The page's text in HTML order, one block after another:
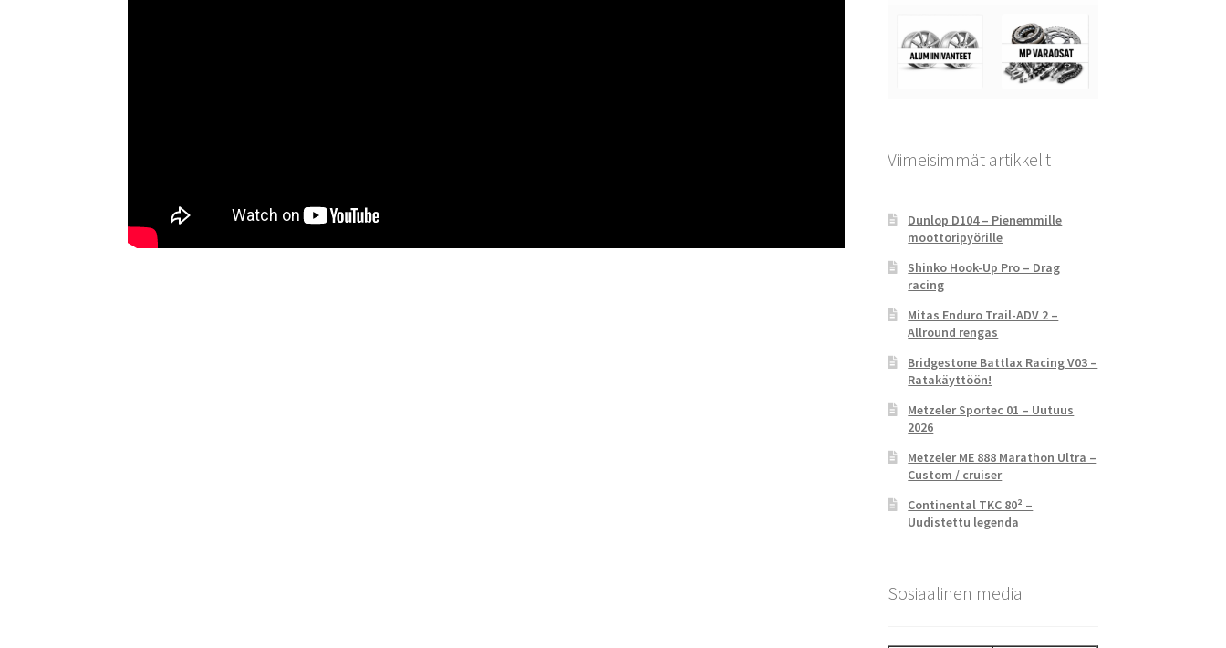
Viimeisimmät artikkelit
Dunlop D104 – Pienemmille
moottoripyörille
Shinko Hook-Up Pro – Drag
racing
Mitas Enduro Trail-ADV 2 –
Allround rengas
Bridgestone Battlax Racing V03 –
Ratakäyttöön!
Metzeler Sportec 01 – Uutuus
2026
Metzeler ME 888 Marathon Ultra –
Custom / cruiser
Continental TKC 80² –
Uudistettu legenda
Sosiaalinen media